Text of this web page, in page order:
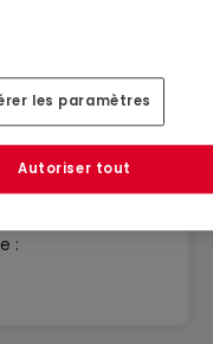
:
les paramètres
Autoriser tout